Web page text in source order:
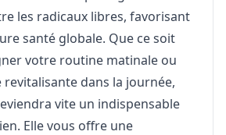
les radicaux libres, favorisant
santé globale. Que ce soit
votre routine matinale ou
dans la journée,
vite un indispensable
Elle vous offre une